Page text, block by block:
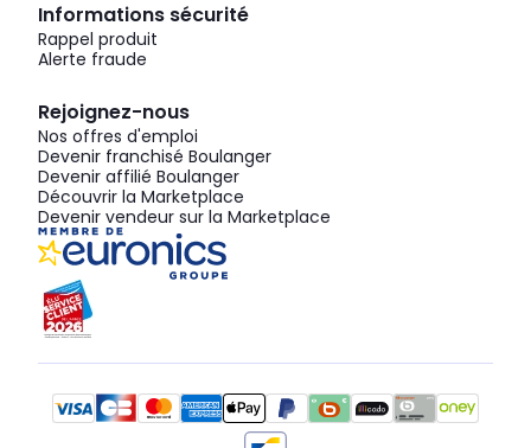
Informations sécurité
Rappel produit
Alerte fraude
Rejoignez-nous
Nos offres d'emploi
Devenir franchisé Boulanger
Devenir affilié Boulanger
Découvrir la Marketplace
Devenir vendeur sur la Marketplace